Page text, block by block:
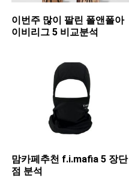
이번주 많이 팔린 ​폴앤폴아
이비리그 5 비교분석
맘카페추천 ​f.i.mafia 5 장단
점 분석